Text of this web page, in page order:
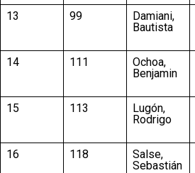
13
99
Damiani,
Bautista
14
111
Ochoa,
Benjamin
15
113
Lugón,
Rodrigo
16
118
Salse,
Sebastián